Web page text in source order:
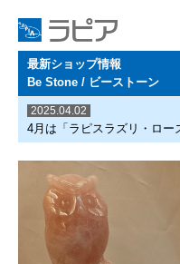
最新ショップ情報
Be Stone / ビーストーン
2025.04.02
4月は「ラピスラズリ・ロ